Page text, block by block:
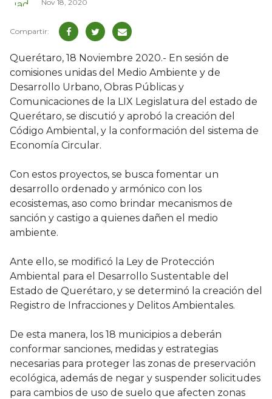
Nov 18, 2020
Querétaro, 18 Noviembre 2020.- En sesión de
comisiones unidas del Medio Ambiente y de
Desarrollo Urbano, Obras Públicas y
Comunicaciones de la LIX Legislatura del estado de
Querétaro, se discutió y aprobó la creación del
Código Ambiental, y la conformación del sistema de
Economía Circular.
Con estos proyectos, se busca fomentar un
desarrollo ordenado y armónico con los
ecosistemas, aso como brindar mecanismos de
sanción y castigo a quienes dañen el medio
ambiente.
Ante ello, se modificó la Ley de Protección
Ambiental para el Desarrollo Sustentable del
Estado de Querétaro, y se determinó la creación del
Registro de Infracciones y Delitos Ambientales.
De esta manera, los 18 municipios a deberán
conformar sanciones, medidas y estrategias
necesarias para proteger las zonas de preservación
ecológica, además de negar y suspender solicitudes
para cambios de uso de suelo que afecten zonas